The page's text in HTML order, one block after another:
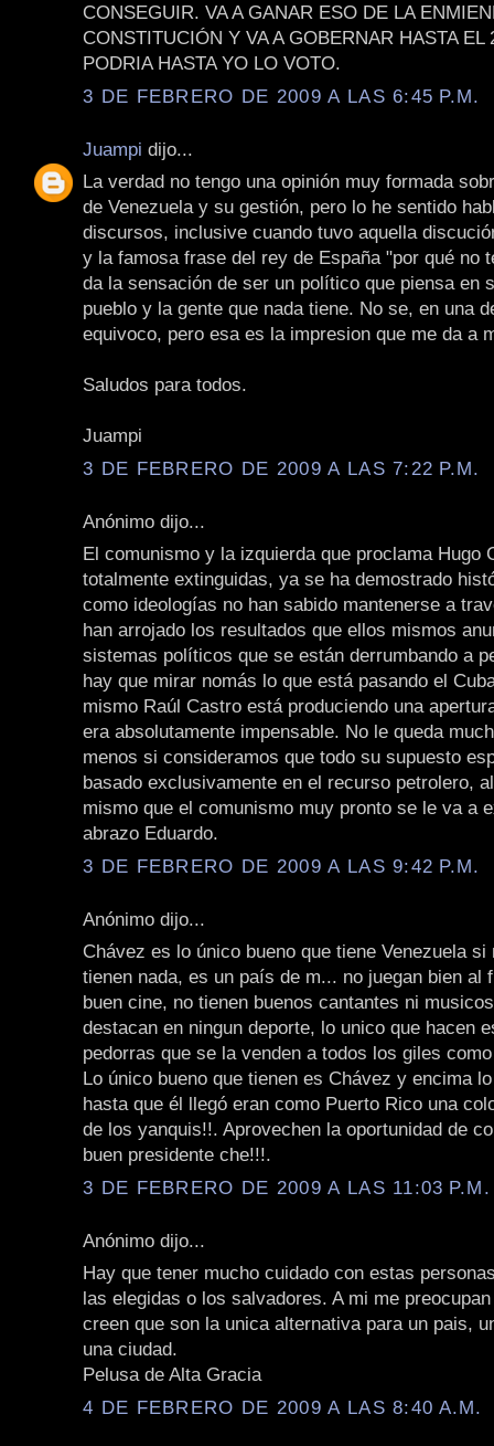
CONSEGUIR. VA A GANAR ESO DE LA
CONSTITUCIÓN Y VA A GOBERNAR HASTA EL
PODRIA HASTA YO LO VOTO.
3 DE FEBRERO DE 2009 A LAS 6:45 P.M.
Juampi dijo...
La verdad no tengo una opinión muy formada
de Venezuela y su gestión, pero lo he sentido
discursos, inclusive cuando tuvo aquella
y la famosa frase del rey de España "por qué no
da la sensación de ser un político que piensa en
pueblo y la gente que nada tiene. No se, en una
equivoco, pero esa es la impresion que me da a
Saludos para todos.
Juampi
3 DE FEBRERO DE 2009 A LAS 7:22 P.M.
Anónimo dijo...
El comunismo y la izquierda que proclama Hugo
totalmente extinguidas, ya se ha demostrado
como ideologías no han sabido mantenerse a
han arrojado los resultados que ellos mismos
sistemas políticos que se están derrumbando a
hay que mirar nomás lo que está pasando el
mismo Raúl Castro está produciendo una
era absolutamente impensable. No le queda
menos si consideramos que todo su supuesto
basado exclusivamente en el recurso petrolero,
mismo que el comunismo muy pronto se le va a
abrazo Eduardo.
3 DE FEBRERO DE 2009 A LAS 9:42 P.M.
Anónimo dijo...
Chávez es lo único bueno que tiene Venezuela si
tienen nada, es un país de m... no juegan bien al
buen cine, no tienen buenos cantantes ni
destacan en ningun deporte, lo unico que hacen
pedorras que se la venden a todos los giles
Lo único bueno que tienen es Chávez y encima
hasta que él llegó eran como Puerto Rico una
de los yanquis!!. Aprovechen la oportunidad de
buen presidente che!!!.
3 DE FEBRERO DE 2009 A LAS 11:03 P.M.
Anónimo dijo...
Hay que tener mucho cuidado con estas
las elegidas o los salvadores. A mi me
creen que son la unica alternativa para un pais,
una ciudad.
Pelusa de Alta Gracia
4 DE FEBRERO DE 2009 A LAS 8:40 A.M.